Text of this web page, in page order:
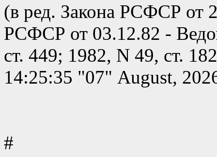
(в ред. Закона РСФСР от
РСФСР от 03.12.82 -
ст. 449; 1982, N 49, ст.
14:25:35 "07" August,
#